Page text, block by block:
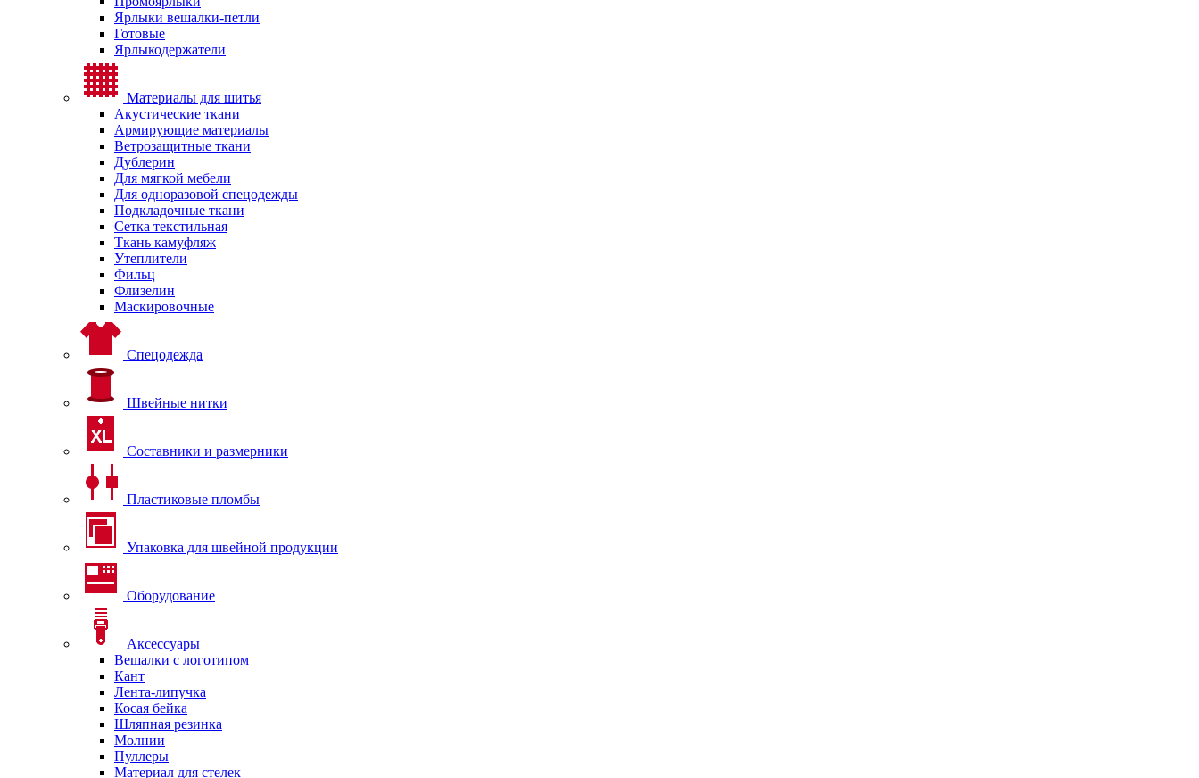
Ярлыки вешалки-петли
Готовые
Ярлыкодержатели
Материалы для шитья
Акустические ткани
Армирующие материалы
Ветрозащитные ткани
Дублерин
Для мягкой мебели
Для одноразовой спецодежды
Подкладочные ткани
Сетка текстильная
Ткань камуфляж
Утеплители
Фильц
Флизелин
Маскировочные
Спецодежда
Швейные нитки
Составники и размерники
Пластиковые пломбы
Упаковка для швейной продукции
Оборудование
Аксессуары
Вешалки с логотипом
Кант
Лента-липучка
Косая бейка
Шляпная резинка
Молнии
Пуллеры
Материал для стелек